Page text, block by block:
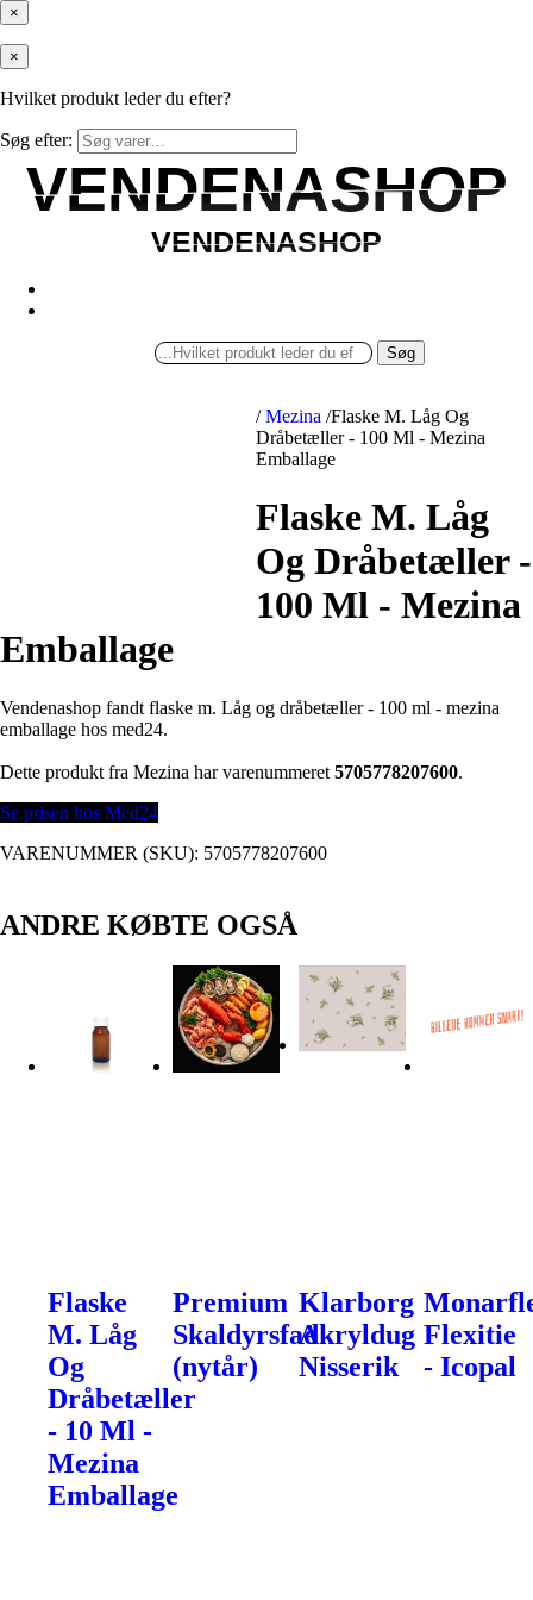
×
×
Hvilket produkt leder du efter?
Søg efter:
VENDENASHOP
VENDENASHOP
VENDENASHOP
VENDENASHOP
Søg
/ Mezina /Flaske M. Låg Og
Dråbetæller - 100 Ml - Mezina
Emballage
Flaske M. Låg
Og Dråbetæller -
100 Ml - Mezina
Emballage
Vendenashop fandt flaske m. Låg og dråbetæller - 100 ml - mezina
emballage hos med24.
Dette produkt fra Mezina har varenummeret 5705778207600.
Se prisen hos Med24
VARENUMMER (SKU): 5705778207600
ANDRE KØBTE OGSÅ
Flaske
M. Låg
Og
Dråbetæller
- 10 Ml -
Mezina
Emballage
Premium
Skaldyrsfad
(nytår)
Klarborg
Akryldug
Nisserik
Flexitie
- Icopal